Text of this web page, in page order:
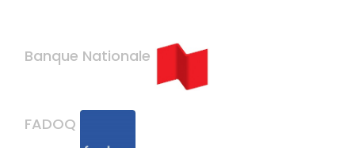
Banque Nationale
FADOQ